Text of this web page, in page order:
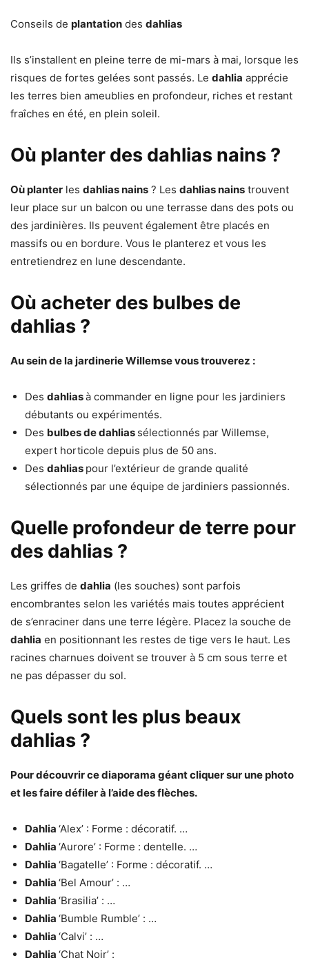
Conseils de plantation des dahlias
Ils s’installent en pleine terre de mi-mars à mai, lorsque les
risques de fortes gelées sont passés. Le dahlia apprécie
les terres bien ameublies en profondeur, riches et restant
fraîches en été, en plein soleil.
Où planter des dahlias nains ?
Où planter les dahlias nains ? Les dahlias nains trouvent
leur place sur un balcon ou une terrasse dans des pots ou
des jardinières. Ils peuvent également être placés en
massifs ou en bordure. Vous le planterez et vous les
entretiendrez en lune descendante.
Où acheter des bulbes de
dahlias ?
Au sein de la jardinerie Willemse vous trouverez :
Des dahliasà commander en ligne pour les jardiniers
débutants ou expérimentés.
Des bulbes de dahlias sélectionnés par Willemse,
expert horticole depuis plus de 50 ans.
Des dahlias pour l’extérieur de grande qualité
sélectionnés par une équipe de jardiniers passionnés.
Quelle profondeur de terre pour
des dahlias ?
Les griffes de dahlia (les souches) sont parfois
encombrantes selon les variétés mais toutes apprécient
de s’enraciner dans une terre légère. Placez la souche de
dahlia en positionnant les restes de tige vers le haut. Les
racines charnues doivent se trouver à 5 cm sous terre et
ne pas dépasser du sol.
Quels sont les plus beaux
dahlias ?
Pour découvrir ce diaporama géant cliquer sur une photo
et les faire défiler à l’aide des flèches.
Dahlia ‘Alex’ : Forme : décoratif. …
Dahlia ‘Aurore’ : Forme : dentelle. …
Dahlia ‘Bagatelle’ : Forme : décoratif. …
Dahlia ‘Bel Amour’ : …
Dahlia ‘Brasilia’ : …
Dahlia ‘Bumble Rumble’ : …
Dahlia ‘Calvi’ : …
Dahlia ‘Chat Noir’ :